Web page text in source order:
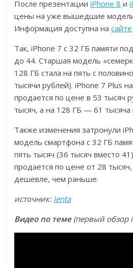
После презентацииiPhone 8 и
цены на уже вышедшие
Информация доступна насайте
Так, iPhone 7 с 32 ГБ памяти
до 44. Старшая модель
128 ГБ стала на пять с
тысячи рублей). iPhone 7 Plus
продается по цене в 53 тысяч
тысяч, а на 128 ГБ — 61 тысяча
Также изменения затронули
модель смартфона с 32 ГБ
пять тысяч (36 тысяч вместо
продается по цене от 28
дешевле, чем раньше.
источник: lenta
Видео по теме(первый обзор